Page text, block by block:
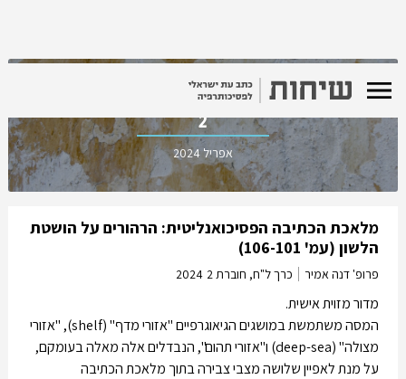
כרך ל"ח, חוברת
2
אפריל 2024
מלאכת הכתיבה הפסיכואנליטית: הרהורים על הושטת
הלשון (עמ' 106-101)
פרופ' דנה אמיר כרך ל"ח, חוברת 2 2024
מדור מזוית אישית.
המסה משתמשת במושגים הגיאוגרפיים "אזורי מדף" (shelf), "אזורי
מצולה" (deep-sea) ו"אזורי תהום", הנבדלים אלה מאלה בעומקם,
על מנת לאפיין שלושה מצבי צבירה בתוך מלאכת הכתיבה